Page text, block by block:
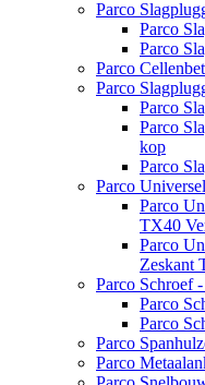
Parco
Parco
Parco
Parco
Parco
Parco
Parco
kop
Parco
Parco
Parco
TX40
Parco
Zeskant
Parco Schroef
Parco
Parco
Parco
Parco